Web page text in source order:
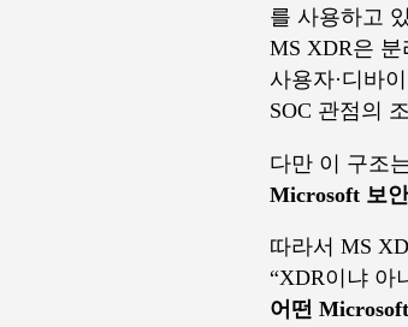
를 사용하고
MS XDR은
사용자·디바
SOC 관점의
다만 이 구조
Microsoft 보
따라서 MS
“XDR이냐 아
어떤